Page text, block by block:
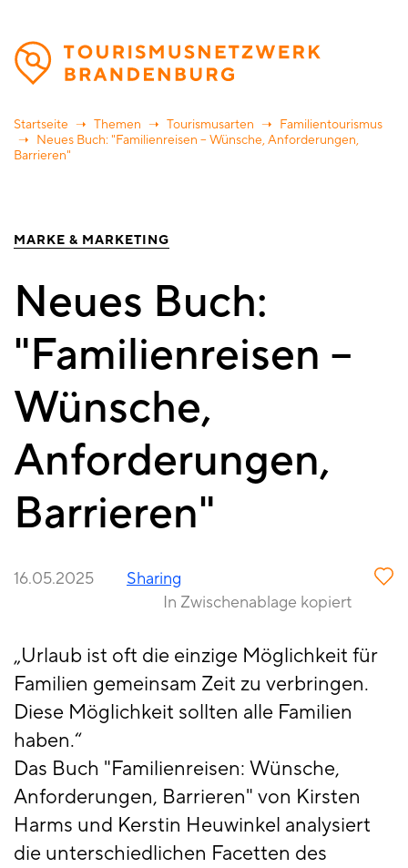
Direkt
zum
Inhalt
Startseite Themen Tourismusarten
Familientourismus
Neues Buch: "Familienreisen – Wünsche, Anforderungen,
Barrieren"
MARKE & MARKETING
Neues Buch:
"Familienreisen –
Wünsche,
Anforderungen,
Barrieren"
16.05.2025
Sharing
In Zwischenablage kopiert
„Urlaub ist oft die einzige Möglichkeit für
Familien gemeinsam Zeit zu verbringen.
Diese Möglichkeit sollten alle Familien
haben.“
Das Buch "Familienreisen: Wünsche,
Anforderungen, Barrieren" von Kirsten
Harms und Kerstin Heuwinkel analysiert
die unterschiedlichen Facetten des